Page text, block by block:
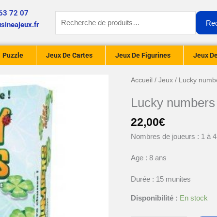
72 07
pour :
Puzzle Jeux De Cartes Jeux De Figurines Jeux
Accueil /Jeux / Lucky
Lucky numbers
22,00€
Nombres de joueurs : 1 à 4
Age : 8 ans
Durée : 15 munites
Disponibilité : En stock
quantité
Lucky